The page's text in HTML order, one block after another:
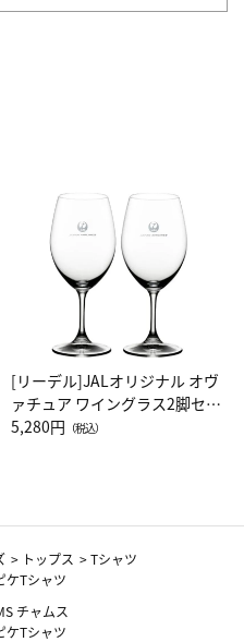
[リーデル]JALオリジナル オヴ
ァチュア ワイングラス2脚セッ
ト（レッドワイン）
5,280円 （税込）
> トップス >Tシャツ
ケTシャツ
チャムス
ケTシャツ